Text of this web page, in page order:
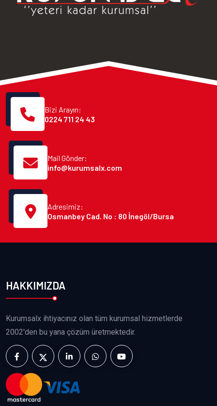
Bizi Arayın:
0224 711 24 43
Mail Gönder:
info@kurumsalx.com
Adresimiz:
Osmanbey Cad. No : 80 İnegöl/Bursa
HAKKIMIZDA
Kurumsalx ihtiyacınız olan tüm kurumsal hizmetlerde
2002'den bu yana çözüm üretmektedir.